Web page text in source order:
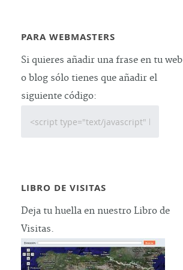
PARA WEBMASTERS
Si quieres añadir una frase en tu web
o blog sólo tienes que añadir el
siguiente código:
LIBRO DE VISITAS
Deja tu huella en nuestro Libro de
Visitas.